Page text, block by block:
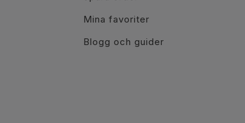
Mina favoriter
Blogg och guider